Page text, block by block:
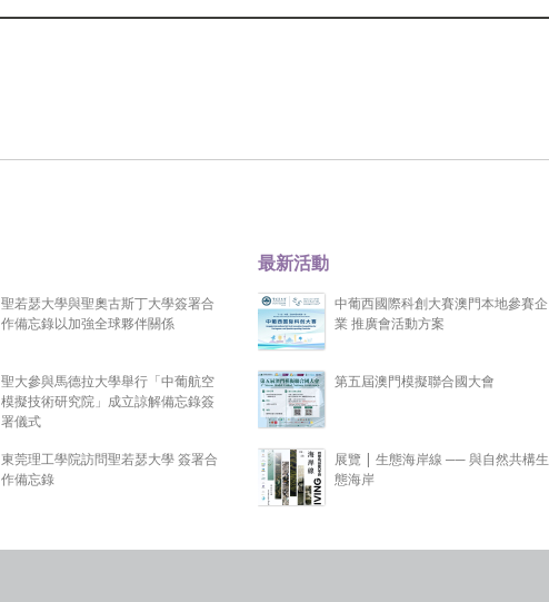
聖若瑟大學與聖奧古斯丁大學簽署合
作備忘錄以加強全球夥伴關係
聖大參與馬德拉大學舉行「中葡航空
模擬技術研究院」成立諒解備忘錄簽
署儀式
東莞理工學院訪問聖若瑟大學 簽署合
作備忘錄
最新活動
中葡西國際科創大賽澳門本地參賽企
業 推廣會活動方案
第五屆澳門模擬聯合國大會
展覽 | 生態海岸線 ── 與自然共構生
態海岸